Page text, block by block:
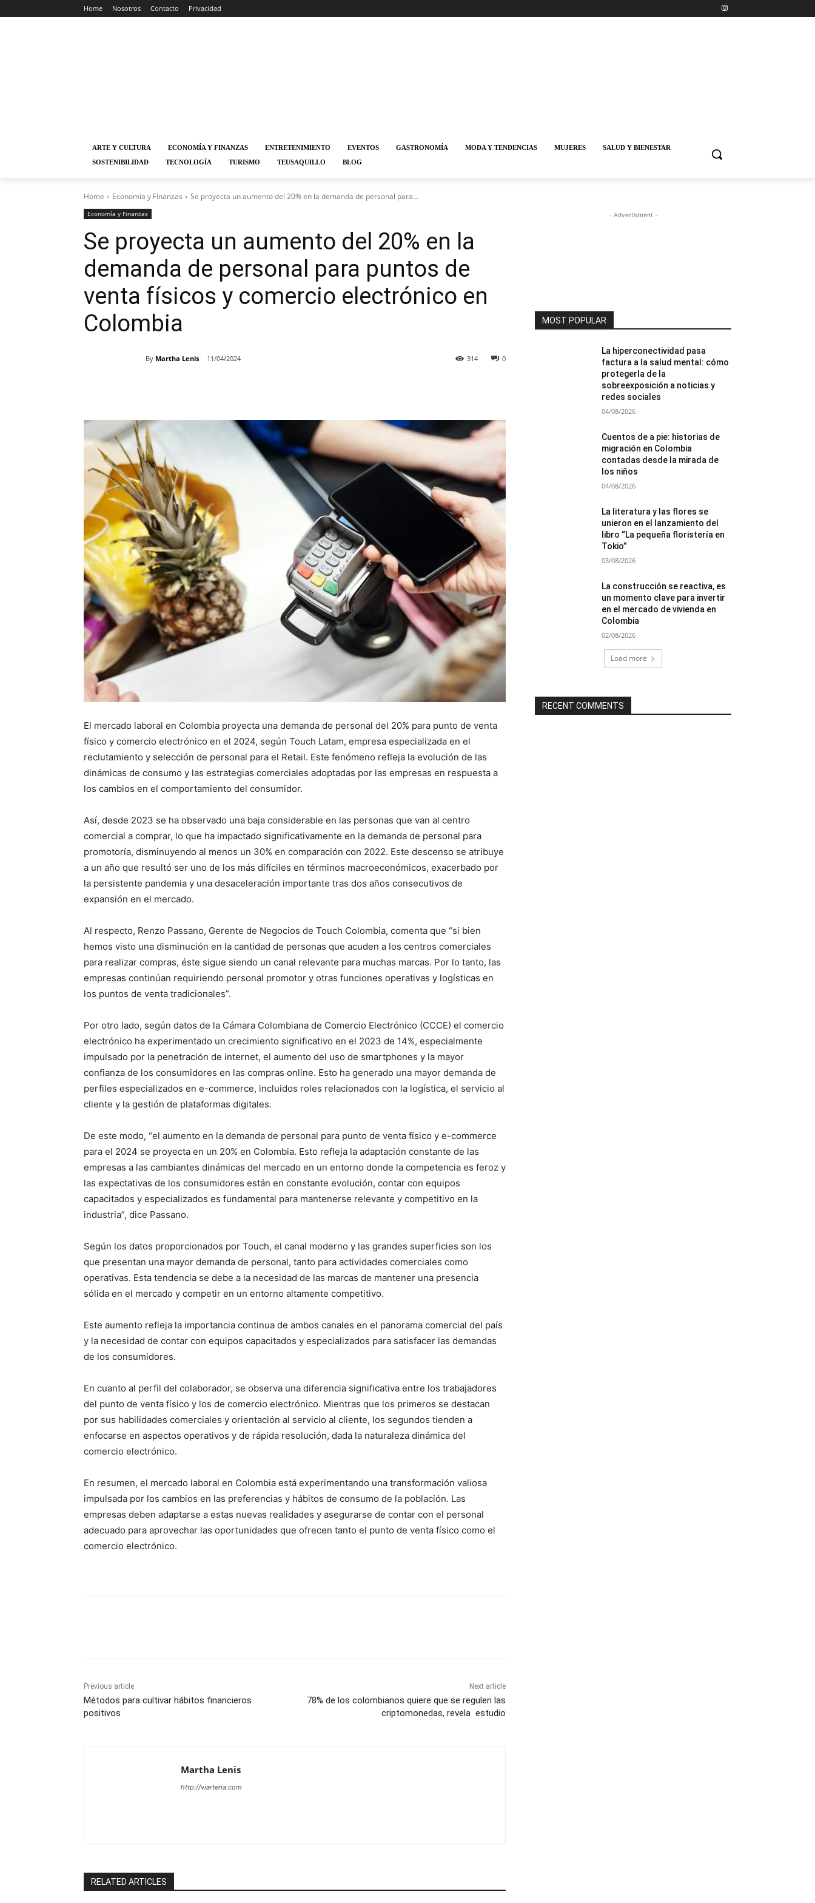
Home Nosotros Contacto Privacidad
ARTE Y CULTURA ECONOMÍA Y FINANZAS ENTRETENIMIENTO EVENTOS GASTRONOMÍA MODA Y TENDENCIAS MUJERES
SALUD Y BIENESTAR
SOSTENIBILIDAD
TECNOLOGÍA TURISMO TEUSAQUILLO BLOG
Home Economía y Finanzas Se proyecta un aumento del 20% en la demanda de personal para...
Economía y Finanzas
Se proyecta un aumento del 20% en la
demanda de personal para puntos de
venta físicos y comercio electrónico en
Colombia
By Martha Lenis 11/04/2024 0
314
El mercado laboral en Colombia proyecta una demanda de personal del 20% para punto de venta
físico y comercio electrónico en el 2024, según Touch Latam, empresa especializada en el
reclutamiento y selección de personal para el Retail. Este fenómeno refleja la evolución de las
dinámicas de consumo y las estrategias comerciales adoptadas por las empresas en respuesta a
los cambios en el comportamiento del consumidor.
Así, desde 2023 se ha observado una baja considerable en las personas que van al centro
comercial a comprar, lo que ha impactado significativamente en la demanda de personal para
promotoría, disminuyendo al menos un 30% en comparación con 2022. Este descenso se atribuye
a un año que resultó ser uno de los más difíciles en términos macroeconómicos, exacerbado por
la persistente pandemia y una desaceleración importante tras dos años consecutivos de
expansión en el mercado.
Al respecto, Renzo Passano, Gerente de Negocios de Touch Colombia, comenta que “si bien
hemos visto una disminución en la cantidad de personas que acuden a los centros comerciales
para realizar compras, éste sigue siendo un canal relevante para muchas marcas. Por lo tanto, las
empresas continúan requiriendo personal promotor y otras funciones operativas y logísticas en
los puntos de venta tradicionales”.
Por otro lado, según datos de la Cámara Colombiana de Comercio Electrónico (CCCE) el comercio
electrónico ha experimentado un crecimiento significativo en el 2023 de 14%, especialmente
impulsado por la penetración de internet, el aumento del uso de smartphones y la mayor
confianza de los consumidores en las compras online. Esto ha generado una mayor demanda de
perfiles especializados en e-commerce, incluidos roles relacionados con la logística, el servicio al
cliente y la gestión de plataformas digitales.
De este modo, “el aumento en la demanda de personal para punto de venta físico y e-commerce
para el 2024 se proyecta en un 20% en Colombia. Esto refleja la adaptación constante de las
empresas a las cambiantes dinámicas del mercado en un entorno donde la competencia es feroz y
las expectativas de los consumidores están en constante evolución, contar con equipos
capacitados y especializados es fundamental para mantenerse relevante y competitivo en la
industria”, dice Passano.
Según los datos proporcionados por Touch, el canal moderno y las grandes superficies son los
que presentan una mayor demanda de personal, tanto para actividades comerciales como
operativas. Esta tendencia se debe a la necesidad de las marcas de mantener una presencia
sólida en el mercado y competir en un entorno altamente competitivo.
Este aumento refleja la importancia continua de ambos canales en el panorama comercial del país
y la necesidad de contar con equipos capacitados y especializados para satisfacer las demandas
de los consumidores.
En cuanto al perfil del colaborador, se observa una diferencia significativa entre los trabajadores
del punto de venta físico y los de comercio electrónico. Mientras que los primeros se destacan
por sus habilidades comerciales y orientación al servicio al cliente, los segundos tienden a
enfocarse en aspectos operativos y de rápida resolución, dada la naturaleza dinámica del
comercio electrónico.
En resumen, el mercado laboral en Colombia está experimentando una transformación valiosa
impulsada por los cambios en las preferencias y hábitos de consumo de la población. Las
empresas deben adaptarse a estas nuevas realidades y asegurarse de contar con el personal
adecuado para aprovechar las oportunidades que ofrecen tanto el punto de venta físico como el
comercio electrónico.
Previous article
Métodos para cultivar hábitos financieros
positivos
Next article
78% de los colombianos quiere que se regulen las
criptomonedas, revela estudio
Martha Lenis
http://viarteria.com
RELATED ARTICLES
- Advertisment -
MOST POPULAR
La hiperconectividad pasa
factura a la salud mental: cómo
protegerla de la
sobreexposición a noticias y
redes sociales
04/08/2026
Cuentos de a pie: historias de
migración en Colombia
contadas desde la mirada de
los niños
04/08/2026
La literatura y las flores se
unieron en el lanzamiento del
libro “La pequeña floristería en
Tokio”
03/08/2026
La construcción se reactiva, es
un momento clave para invertir
en el mercado de vivienda en
Colombia
02/08/2026
Load more
RECENT COMMENTS